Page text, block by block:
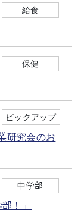
給食
保健
ピックアップ
研究会のお
中学部
！」